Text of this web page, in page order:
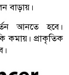
বাড়ায়।
আনতে হবে।
কমায়। প্রাকৃতিক